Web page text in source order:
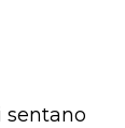
sentano